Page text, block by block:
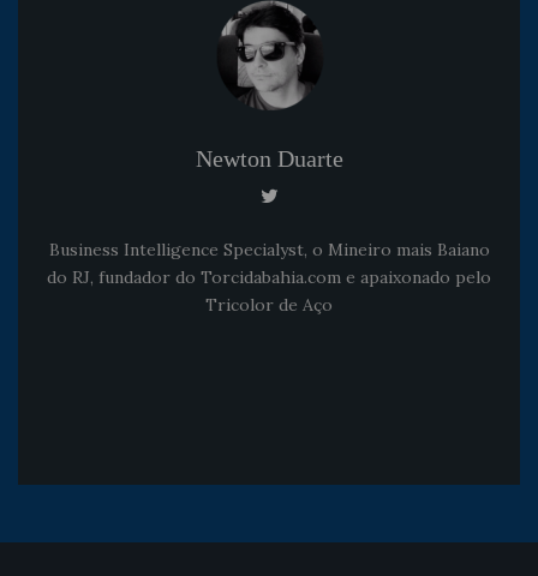
Newton Duarte
Business Intelligence Specialyst, o Mineiro mais Baiano
do RJ, fundador do Torcidabahia.com e apaixonado pelo
Tricolor de Aço